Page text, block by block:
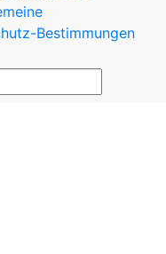
Bestimmungen